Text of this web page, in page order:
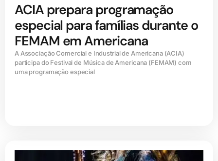
ACIA prepara programação
especial para famílias durante o
FEMAM em Americana
A Associação Comercial e Industrial de Americana (ACIA)
participa do Festival de Música de Americana (FEMAM) com
uma programação especial